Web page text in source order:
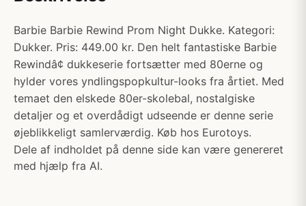
Barbie Barbie Rewind Prom Night Dukke. Kategori:
Dukker. Pris: 449.00 kr. Den helt fantastiske Barbie
Rewindâ¢ dukkeserie fortsætter med 80erne og
hylder vores yndlingspopkultur-looks fra årtiet. Med
temaet den elskede 80er-skolebal, nostalgiske
detaljer og et overdådigt udseende er denne serie
øjeblikkeligt samlerværdig. Køb hos Eurotoys.
Dele af indholdet på denne side kan være genereret
med hjælp fra AI.